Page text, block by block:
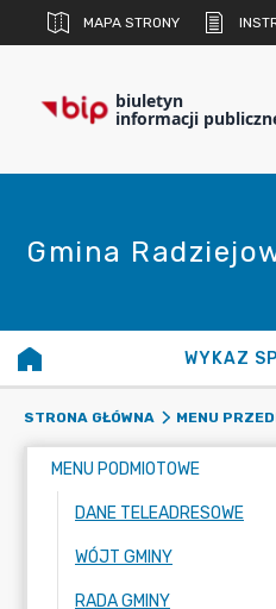
MAPA STRONY
biuletyn
informacji
Gmina
WYKAZ
STRONA GŁÓWNA MENU
MENU PODMIOTOWE
DANE TELEADRESOWE
WÓJT GMINY
RADA GMINY